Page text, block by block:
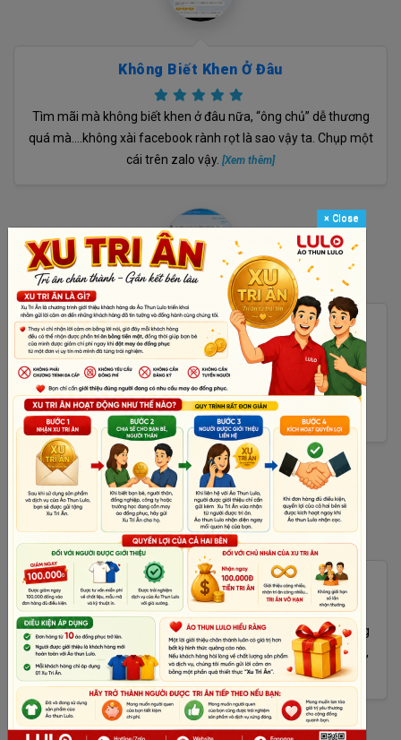
Không Biết Khen Ở Đâu
Tìm mãi mà không biết khen ở đâu nữa, “ông chủ” dễ thương
quá mà….không xài facebook rành rọt là sao vậy ta. Chụp một
cái trên zalo vậy. [Xem thêm]
Áo Anh May Đẹp Thiệt
Cảm thấy ngại ngại gì đâu khi được khen là “may đẹp”. Mình
đã chia sẻ cho các bạn thợ may để họ vui cùng. Chính xác là
họ may mà…[Xem thêm]
Lần Nào Cũng Đẹp Mà Ta !!!!
Vậy là khách hàng đã quên lần trước áo cũng đẹp phải không
ta? Mà thôi, khách cảm nhận áo đẹp là đã hạnh phúc lắm rồi,
đòi hỏi...[Xem thêm]
× Close